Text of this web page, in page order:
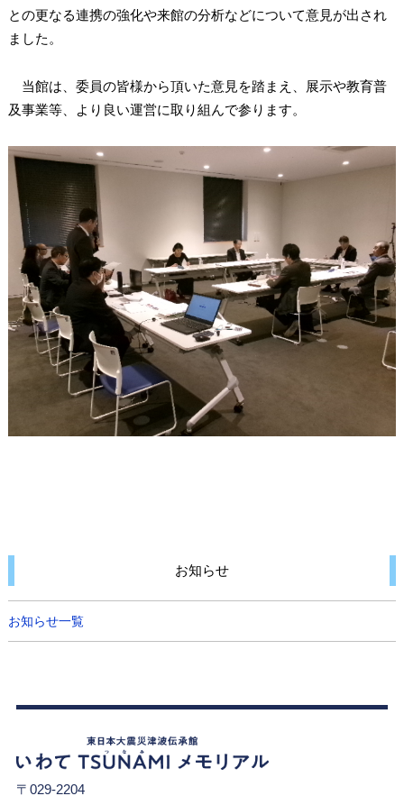
との更なる連携の強化や来館の分析などについて意見が出され
ました。
当館は、委員の皆様から頂いた意見を踏まえ、展示や教育普
及事業等、より良い運営に取り組んで参ります。
お知らせ
お知らせ一覧
〒029-2204